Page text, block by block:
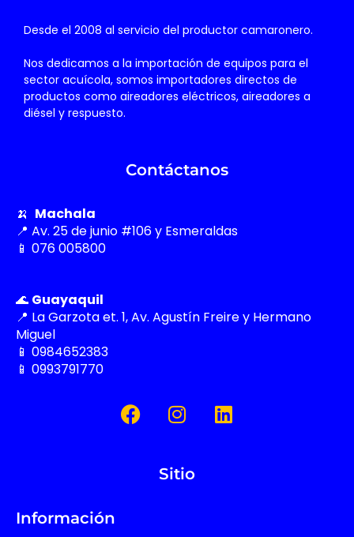
Desde el 2008 al servicio del productor camaronero.
Nos dedicamos a la importación de equipos para el
sector acuícola, somos importadores directos de
productos como aireadores eléctricos, aireadores a
diésel y respuesto.
Contáctanos
🍌 Machala
📍 Av. 25 de junio #106 y Esmeraldas
📱 076 005800
🌊 Guayaquil
📍 La Garzota et. 1, Av. Agustín Freire y Hermano
Miguel
📱 0984652383
📱 0993791770
F
a
I
n
t
a
L
i
Sitio
Información